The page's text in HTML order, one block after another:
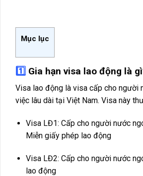
Mục lục
1️⃣ Gia hạn visa lao động là
Visa lao động là visa cấp cho người
việc lâu dài tại Việt Nam. Visa này
Visa LĐ1: Cấp cho người nước
Miễn giấy phép lao động
Visa LĐ2: Cấp cho người nước
lao động